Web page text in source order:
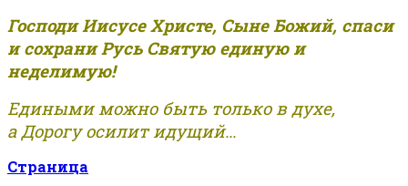
Господи Иисусе Христе, Сыне Божий, спаси
и сохрани Русь Святую единую и
неделимую!
Едиными можно быть только в духе,
а Дорогу осилит идущий...
Страница